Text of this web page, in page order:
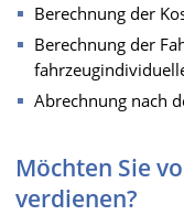
Berechnung der
Berechnung der
Abrechnung nach
Möchten Sie
verdienen?